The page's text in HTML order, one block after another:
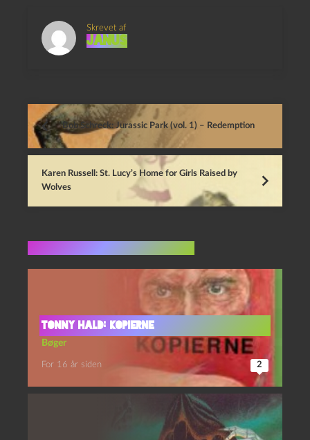
Skrevet af
Janus
Bob Schreck: Jurassic Park (vol. 1) – Redemption
Karen Russell: St. Lucy’s Home for Girls Raised by
Wolves
Tonny Hald: Kopierne
Bøger
For 16 år siden 2